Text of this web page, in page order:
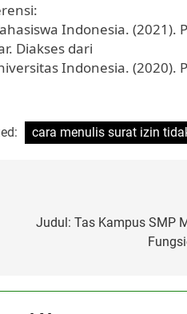
Indonesia. (2021).
Diakses dari
Indonesia. (2020).
cara menulis surat izin
navigation
Judul: Tas Kampus SMP